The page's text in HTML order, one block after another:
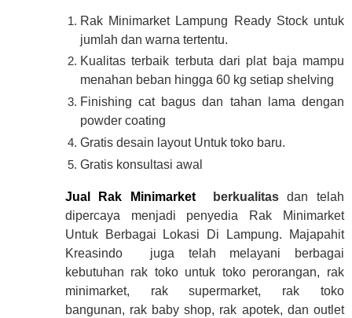
Rak Minimarket Lampung Ready Stock untuk
jumlah dan warna tertentu.
Kualitas terbaik terbuta dari plat baja mampu
menahan beban hingga 60 kg setiap shelving
Finishing cat bagus dan tahan lama dengan
powder coating
Gratis desain layout Untuk toko baru.
Gratis konsultasi awal
Jual Rak Minimarket berkualitasdan telah
dipercaya menjadi penyedia Rak Minimarket
Untuk Berbagai Lokasi Di Lampung. Majapahit
Kreasindo juga telah melayani berbagai
kebutuhan rak toko untuk toko perorangan, rak
minimarket, rak supermarket, rak toko
bangunan, rak baby shop, rak apotek, dan outlet